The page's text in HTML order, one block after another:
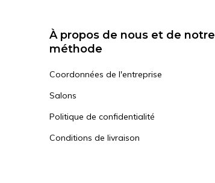
À propos de nous et de notre
méthode
Coordonnées de l'entreprise
Salons
Politique de confidentialité
Conditions de livraison